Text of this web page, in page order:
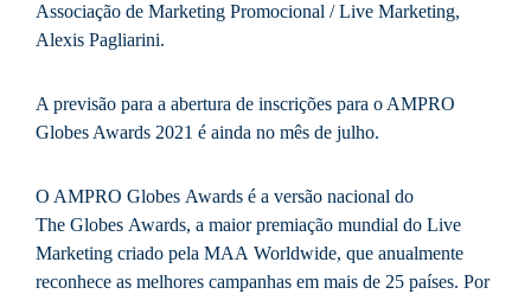
Associação de Marketing Promocional / Live Marketing,
Alexis Pagliarini.
A previsão para a abertura de inscrições para o AMPRO
Globes Awards 2021 é ainda no mês de julho.
O AMPRO Globes Awards é a versão nacional do
The Globes Awards, a maior premiação mundial do Live
Marketing criado pela MAA Worldwide, que anualmente
reconhece as melhores campanhas em mais de 25 países. Por